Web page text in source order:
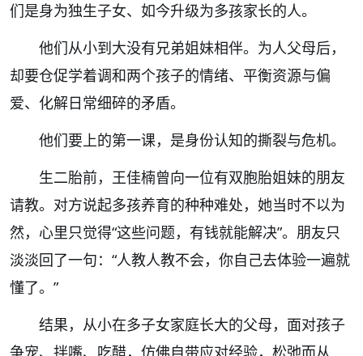
们是身为独生子女、如今升级为多孩家长的人。
他们从小到大没有兄弟姐妹相伴。为人父母后，
却要仓促学着调和两个孩子的情绪、平衡资源与偏
爱、化解日常细碎的矛盾。
他们要上的第一课，是身份认知的撕裂与危机。
生二胎前，王佳楠曾向一位有双胞胎姐妹的朋友
请教。对方说起多孩养育的种种难处，她当时不以为
然，心里只觉得“这些问题，有钱就能解决”。朋友只
淡淡回了一句：“人教人教不会，你自己去体验一遍就
懂了。”
结果，从小在多子女家庭长大的父母，面对孩子
争宠、拌嘴、吃醋，仿佛自带应对经验，松弛而从